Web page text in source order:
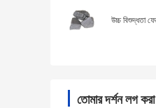
উচ্চ বিশুদ্ধতা
তোমার দর্শন লগ